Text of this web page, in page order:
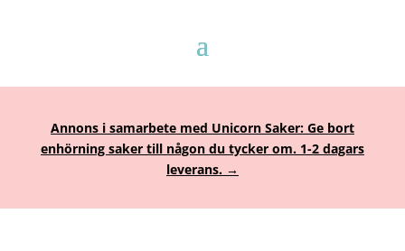
Annons i samarbete med Unicorn Saker: Ge bort
enhörning saker till någon du tycker om. 1-2 dagars
leverans. →